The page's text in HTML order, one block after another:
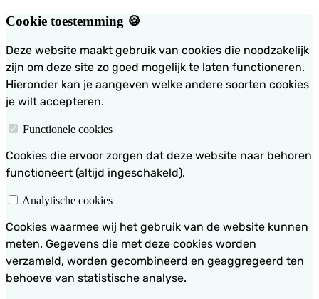
Cookie toestemming 🍪
Deze website maakt gebruik van cookies die noodzakelijk
zijn om deze site zo goed mogelijk te laten functioneren.
Hieronder kan je aangeven welke andere soorten cookies
je wilt accepteren.
Functionele cookies
Cookies die ervoor zorgen dat deze website naar behoren
functioneert (altijd ingeschakeld).
Analytische cookies
Cookies waarmee wij het gebruik van de website kunnen
meten. Gegevens die met deze cookies worden
verzameld, worden gecombineerd en geaggregeerd ten
behoeve van statistische analyse.